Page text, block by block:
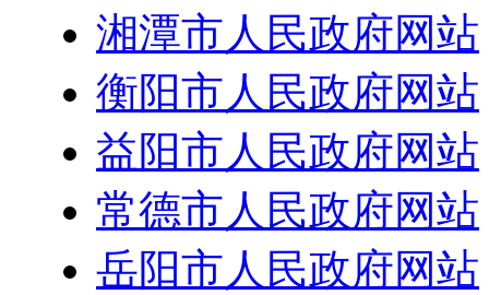
湘潭市人民政府网站
衡阳市人民政府网站
益阳市人民政府网站
常德市人民政府网站
岳阳市人民政府网站